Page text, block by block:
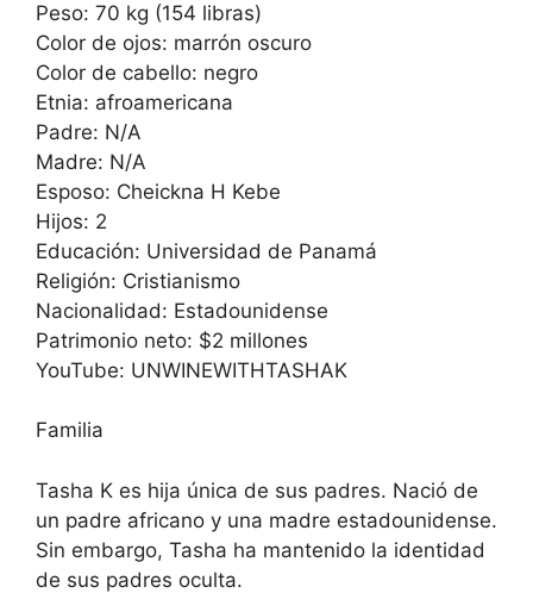
Peso: 70 kg (154 libras)
Color de ojos: marrón oscuro
Color de cabello: negro
Etnia: afroamericana
Padre: N/A
Madre: N/A
Esposo: Cheickna H Kebe
Hijos: 2
Educación: Universidad de Panamá
Religión: Cristianismo
Nacionalidad: Estadounidense
Patrimonio neto: $2 millones
YouTube: UNWINEWITHTASHAK
Familia
Tasha K es hija única de sus padres. Nació de
un padre africano y una madre estadounidense.
Sin embargo, Tasha ha mantenido la identidad
de sus padres oculta.